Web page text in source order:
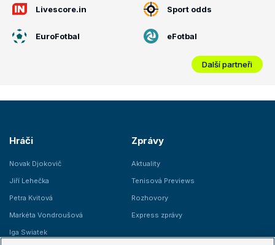
Livescore.in Sport odds
EuroFotbal eFotbal
Další partneři
Hráči
Novak Djokovič
Jiří Lehečka
Petra Kvitová
Markéta Vondroušová
Iga Swiatek
Zprávy
Aktuality
Tenisová Previews
Rozhovory
Express zprávy